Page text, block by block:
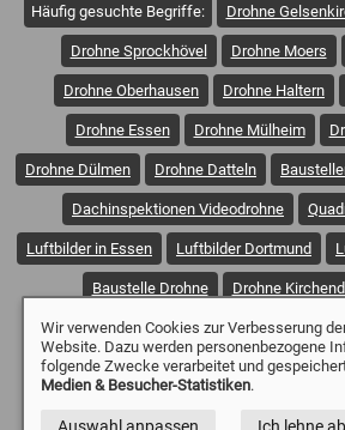
Häufig gesuchte Begriffe: Drohne
Drohne Sprockhövel Drohne Moers
Drohne Oberhausen Drohne Haltern
Drohne Essen Drohne Mülheim
Drohne Dülmen Drohne Datteln
Dachinspektionen Videodrohne
Luftbilder in Essen Luftbilder Dortmund
Baustelle Drohne Drohne
Dachinspektion Drohne
Drohne Inspektion PV-Anlage
Wir verwenden Cookies zur Verbesserung
Website. Dazu werden personenbezogene
folgende Zwecke verarbeitet und
Medien & Besucher-Statistiken.